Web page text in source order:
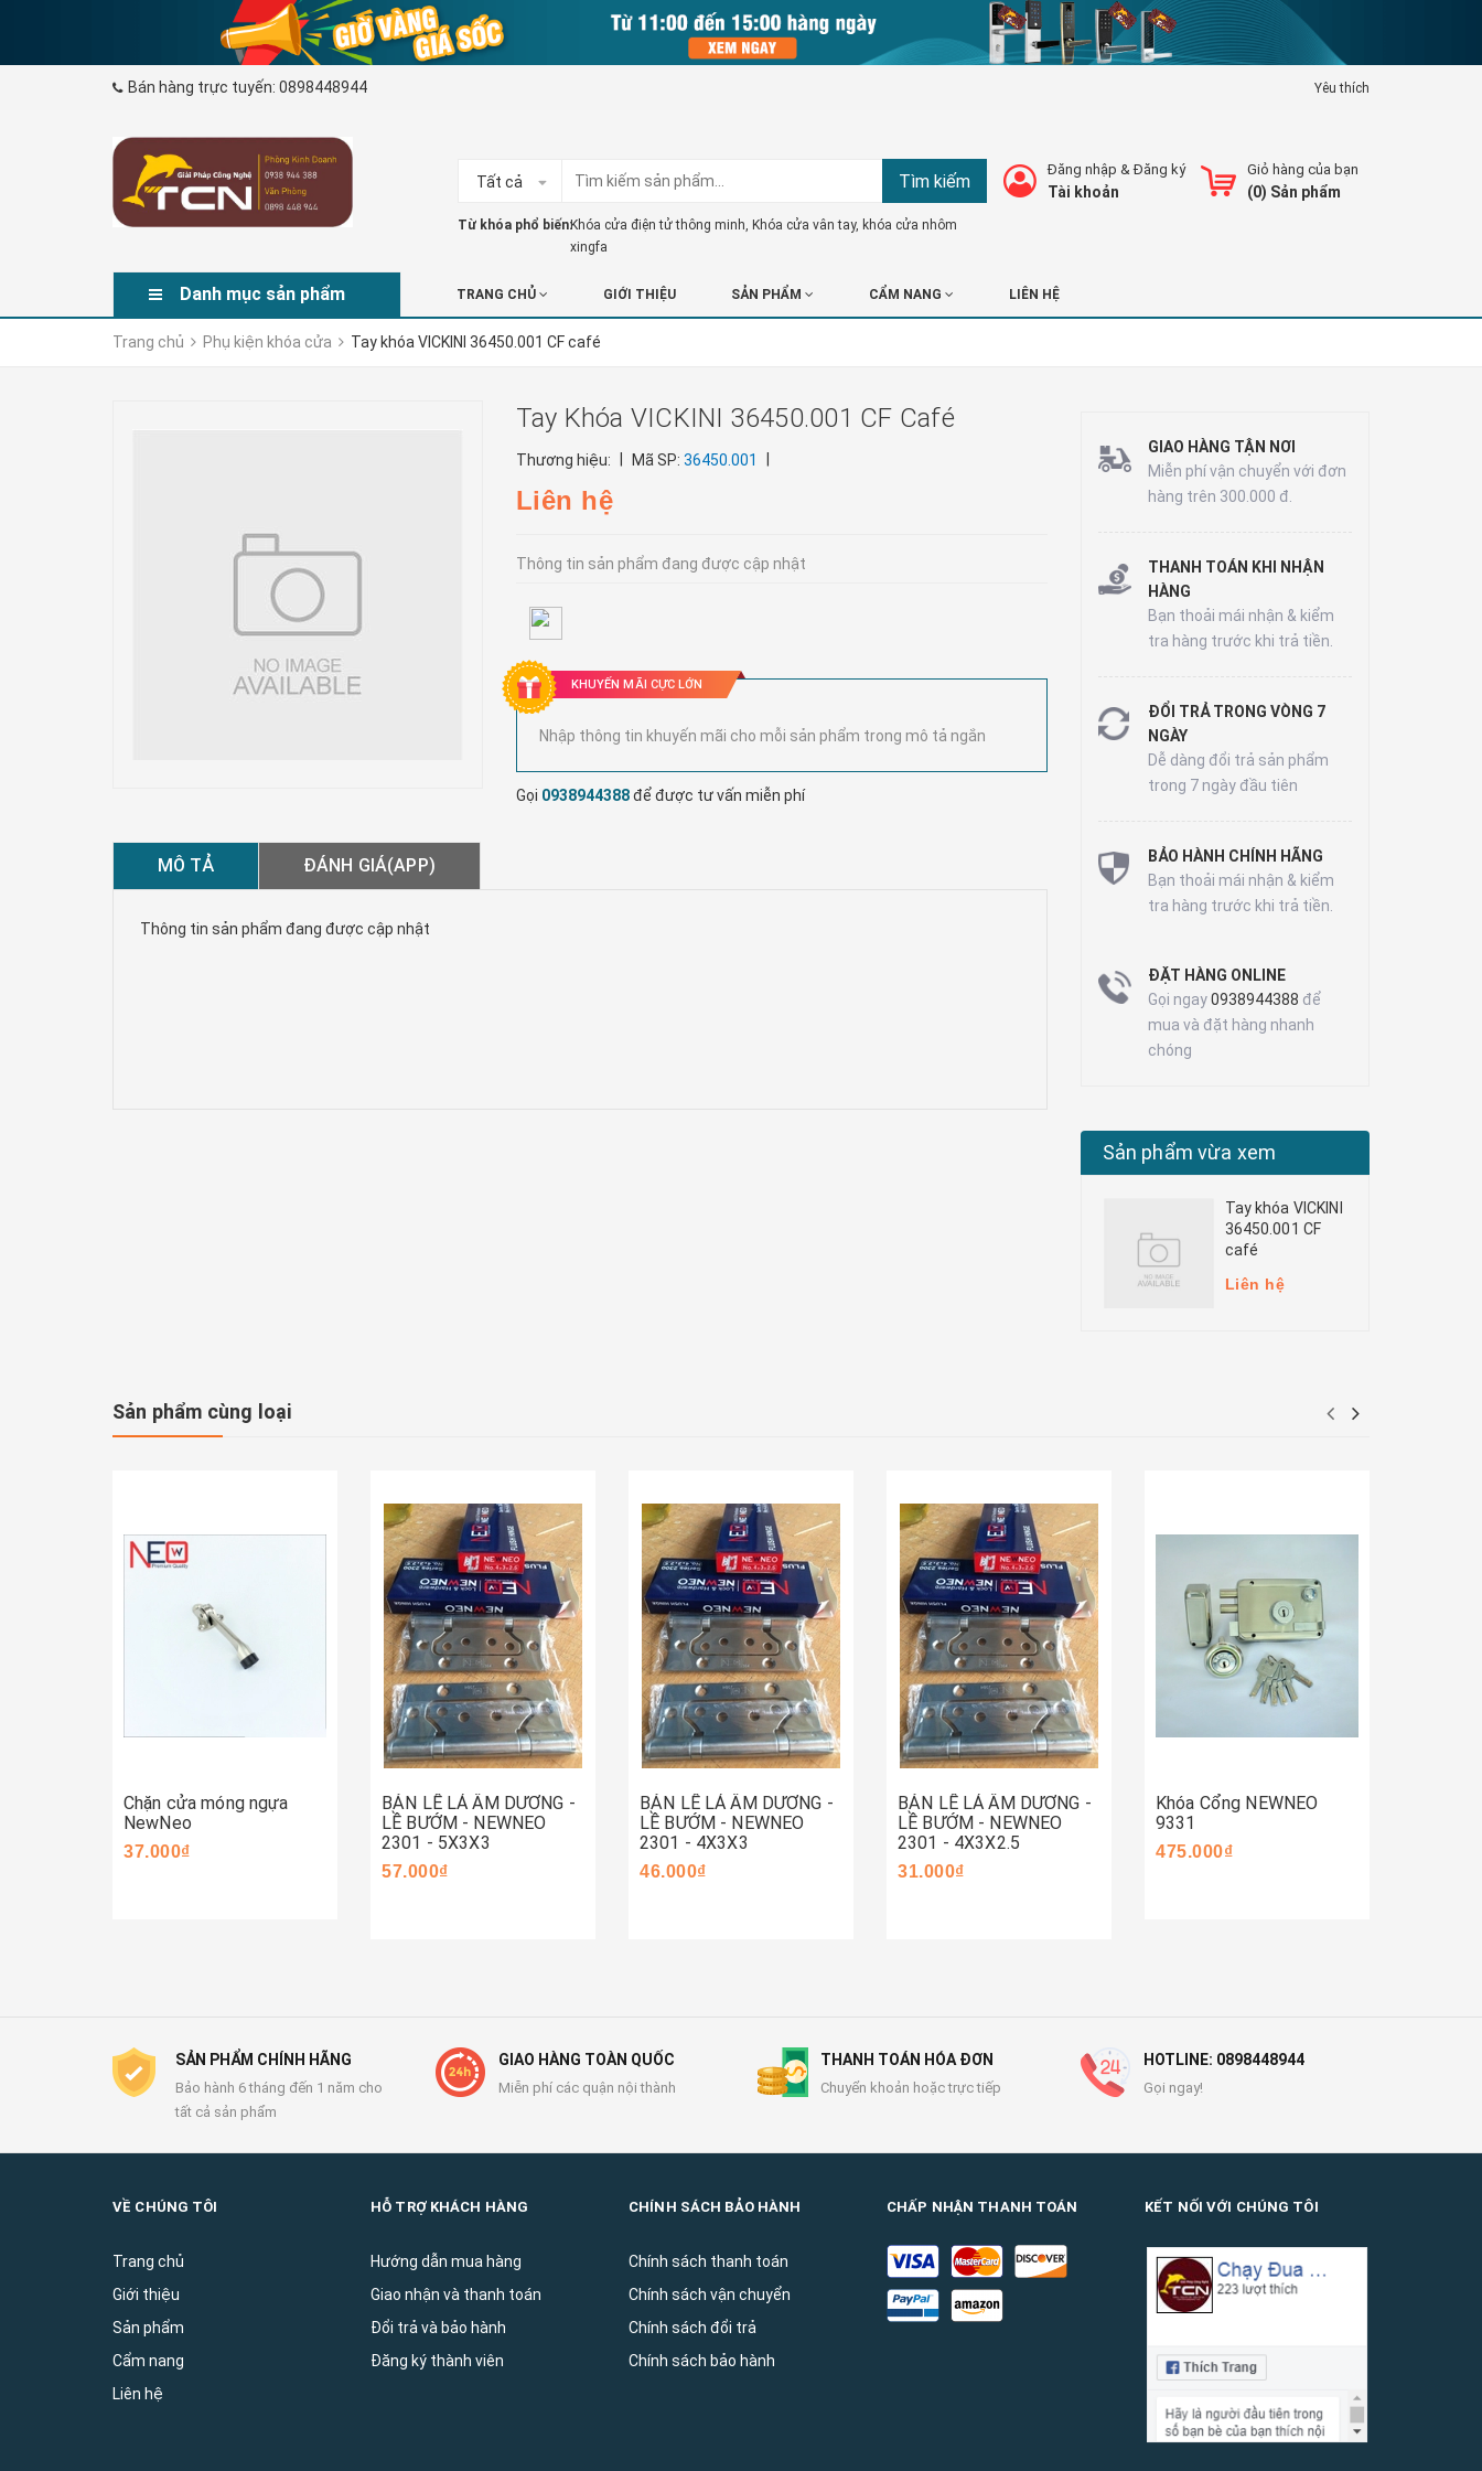
Bán hàng trực tuyến: 0898448944 Yêu thích
Tất cả Tìm kiếm
Từ khóa phổ biến:Khóa cửa điện tử thông minh, Khóa cửa vân tay, khóa cửa nhôm
xingfa
Giỏ hàng của bạn
(0) Sản phẩm
Đăng nhập &Đăng ký
Tài khoản
Danh mục sản phẩm TRANG CHỦ GIỚI THIỆU SẢN PHẨM CẨM NANG LIÊN HỆ
Trang chủ Phụ kiện khóa cửa Tay khóa VICKINI 36450.001 CF café
Tay Khóa VICKINI 36450.001 CF Café
Thương hiệu: Mã SP: 36450.001
Liên hệ
Thông tin sản phẩm đang được cập nhật
KHUYẾN MÃI CỰC LỚN
Nhập thông tin khuyến mãi cho mỗi sản phẩm trong mô tả ngắn
Gọi 0938944388để được tư vấn miễn phí
MÔ TẢ ĐÁNH GIÁ(APP)
Thông tin sản phẩm đang được cập nhật
GIAO HÀNG TẬN NƠI
Miễn phí vận chuyển với đơn
hàng trên 300.000 đ.
THANH TOÁN KHI NHẬN
HÀNG
Bạn thoải mái nhận & kiểm
tra hàng trước khi trả tiền.
ĐỔI TRẢ TRONG VÒNG 7
NGÀY
Dễ dàng đổi trả sản phẩm
trong 7 ngày đầu tiên
BẢO HÀNH CHÍNH HÃNG
Bạn thoải mái nhận & kiểm
tra hàng trước khi trả tiền.
ĐẶT HÀNG ONLINE
Gọi ngay0938944388 để
mua và đặt hàng nhanh
chóng
Sản phẩm vừa xem
Tay khóa VICKINI
36450.001 CF
café
Liên hệ
Sản phẩm cùng loại
Chặn cửa móng ngựa
NewNeo
37.000₫
BẢN LỀ LÁ ÂM DƯƠNG -
LỀ BƯỚM - NEWNEO
2301 - 5X3X3
57.000₫
BẢN LỀ LÁ ÂM DƯƠNG -
LỀ BƯỚM - NEWNEO
2301 - 4X3X3
46.000₫
BẢN LỀ LÁ ÂM DƯƠNG -
LỀ BƯỚM - NEWNEO
2301 - 4X3X2.5
31.000₫
Khóa Cổng NEWNEO
9331
475.000₫
SẢN PHẨM CHÍNH HÃNG
Bảo hành 6 tháng đến 1 năm cho
tất cả sản phẩm
GIAO HÀNG TOÀN QUỐC
Miễn phí các quận nội thành
THANH TOÁN HÓA ĐƠN
Chuyển khoản hoặc trực tiếp
HOTLINE: 0898448944
Gọi ngay!
VỀ CHÚNG TÔI
Trang chủ
Giới thiệu
Sản phẩm
Cẩm nang
Liên hệ
HỖ TRỢ KHÁCH HÀNG
Hướng dẫn mua hàng
Giao nhận và thanh toán
Đổi trả và bảo hành
Đăng ký thành viên
CHÍNH SÁCH BẢO HÀNH
Chính sách thanh toán
Chính sách vận chuyển
Chính sách đổi trả
Chính sách bảo hành
CHẤP NHẬN THANH TOÁN KẾT NỐI VỚI CHÚNG TÔI